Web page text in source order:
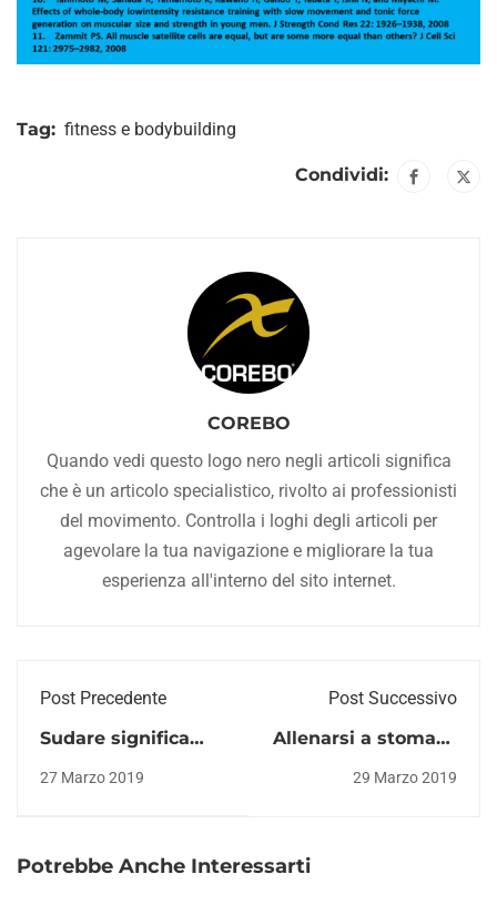
Tag: fitness e bodybuilding
Condividi:
COREBO
Quando vedi questo logo nero negli articoli significa
che è un articolo specialistico, rivolto ai professionisti
del movimento. Controlla i loghi degli articoli per
agevolare la tua navigazione e migliorare la tua
esperienza all'interno del sito internet.
Post Precedente
Sudare significa
27 Marzo 2019
Post Successivo
Allenarsi a stomaco
29 Marzo 2019
Potrebbe Anche Interessarti